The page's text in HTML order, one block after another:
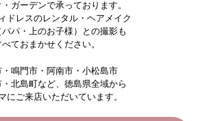
ガーデンで承っております。
ドレスのレンタル・ヘアメイク
パパ・上のお子様）との撮影も
べておまかせください。
・鳴門市・阿南市・小松島市
北島町など、徳島県全域から
にご来店いただいています。